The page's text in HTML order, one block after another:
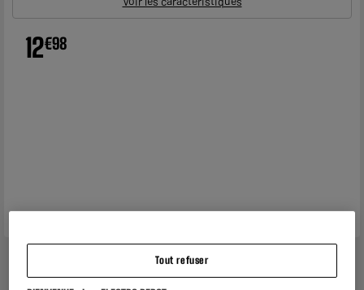
12€98
Tout refuser